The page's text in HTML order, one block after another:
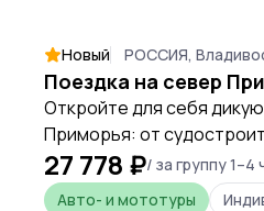
Новый РОССИЯ,
Откройте для себя
Приморья: от
лазурных бухт, которые
Мальдивами.
27 778 ₽/ за группу 1–4
Авто- и мототуры